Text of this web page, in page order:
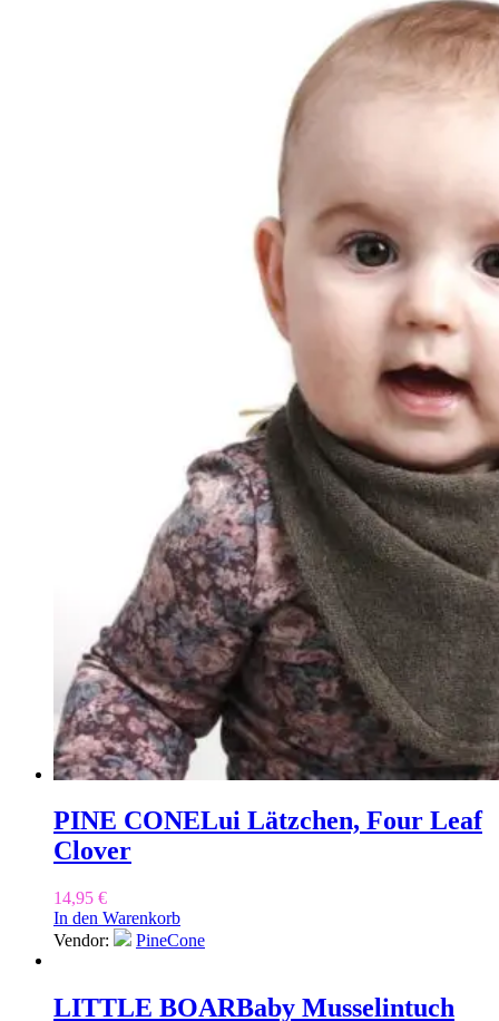
PINE CONELui Lätzchen, Four Leaf
Clover
14,95 €
In den Warenkorb
Vendor:
PineCone
LITTLE BOARBaby Musselintuch